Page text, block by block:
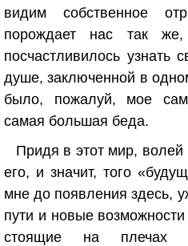
видим собственное
порождает нас так
посчастливилось узнать
душе, заключенной в
было, пожалуй, мое
самая большая беда.
Придя в этот мир,
его, и значит, того
мне до появления здесь,
пути и новые
стоящие на плечах